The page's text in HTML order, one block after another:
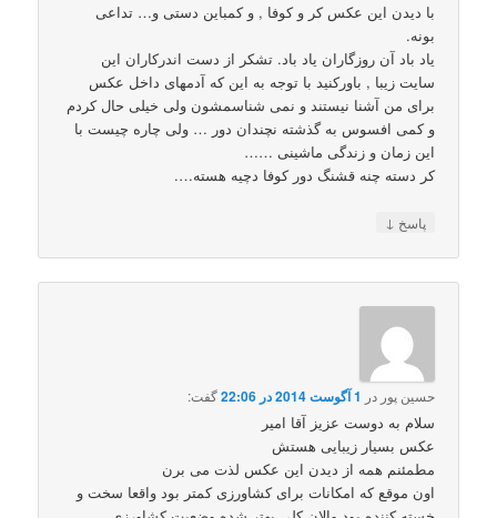
با دیدن این عکس کر و کوفا , و کمباین دستی و… تداعی
بونه.
یاد باد آن روزگاران یاد باد. تشکر از دست اندرکاران این
سایت زیبا , باورکنید با توجه به این که آدمهای داخل عکس
برای من آشنا نیستند و نمی شناسمشون ولی خیلی حال کردم
و کمی افسوس به گذشته نچندان دور … ولی چاره چیست با
این زمان و زندگی ماشینی ……
کر دسته چنه قشنگ دور کوفا دچیه هسته….
پاسخ ↓
حسین پور در 1 آگوست 2014 در 22:06 گفت:
سلام به دوست عزیز آقا امیر
عکس بسیار زیبایی هستش
مطمئنم همه از دیدن این عکس لذت می برن
اون موقع که امکانات برای کشاورزی کمتر بود واقعا سخت و